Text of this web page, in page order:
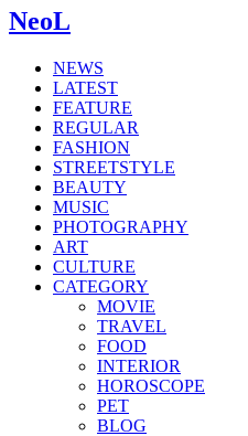
NeoL
NEWS
LATEST
FEATURE
REGULAR
FASHION
STREETSTYLE
BEAUTY
MUSIC
PHOTOGRAPHY
ART
CULTURE
CATEGORY
MOVIE
TRAVEL
FOOD
INTERIOR
HOROSCOPE
PET
BLOG